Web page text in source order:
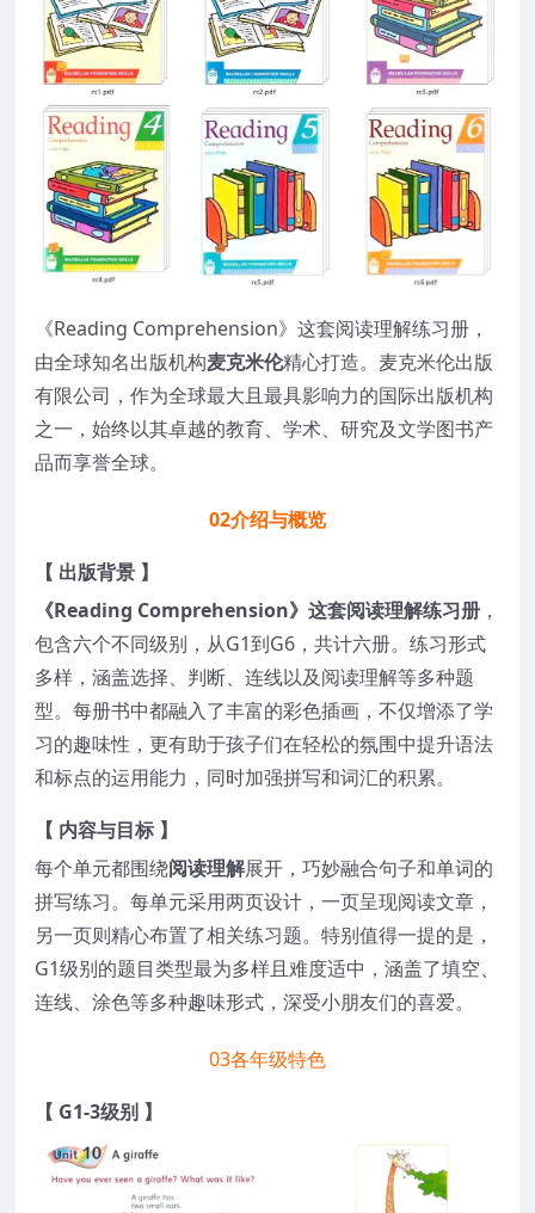
《Reading Comprehension》这套阅读理解练习册，
由全球知名出版机构麦克米伦精心打造。麦克米伦出版
有限公司，作为全球最大且最具影响力的国际出版机构
之一，始终以其卓越的教育、学术、研究及文学图书产
品而享誉全球。
02介绍与概览
【 出版背景 】
《Reading Comprehension》这套阅读理解练习册 ，
包含六个不同级别，从G1到G6，共计六册。练习形式
多样，涵盖选择、判断、连线以及阅读理解等多种题
型。每册书中都融入了丰富的彩色插画，不仅增添了学
习的趣味性，更有助于孩子们在轻松的氛围中提升语法
和标点的运用能力，同时加强拼写和词汇的积累。
【 内容与目标 】
每个单元都围绕阅读理解展开，巧妙融合句子和单词的
拼写练习。每单元采用两页设计，一页呈现阅读文章，
另一页则精心布置了相关练习题。特别值得一提的是，
G1级别的题目类型最为多样且难度适中，涵盖了填空、
连线、涂色等多种趣味形式，深受小朋友们的喜爱。
03各年级特色
【 G1-3级别 】